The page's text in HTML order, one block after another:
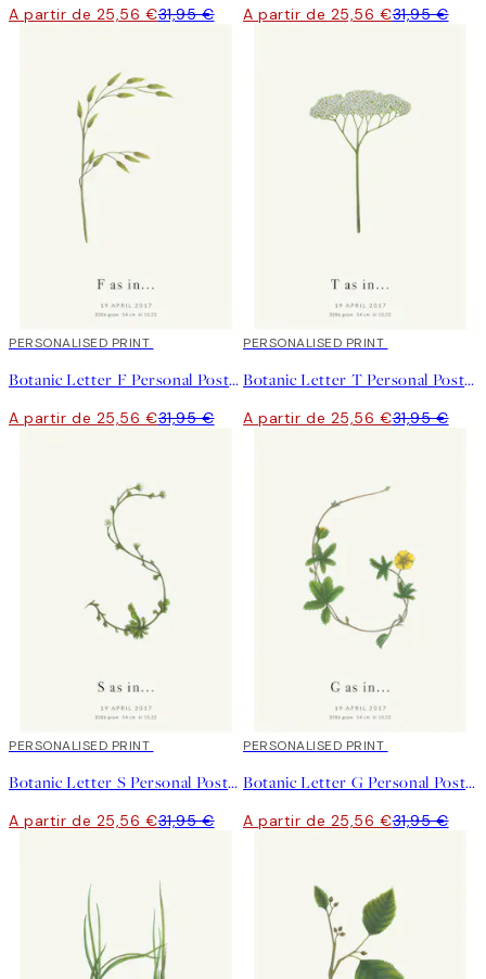
A partir de 25,56 €31,95 € A partir de 25,56 €31,95 €
20%*
PERSONALISED PRINT
Botanic Letter F Personal Poster
A partir de 25,56 €31,95 €
20%*
PERSONALISED PRINT
Botanic Letter T Personal Poster
A partir de 25,56 €31,95 €
20%*
PERSONALISED PRINT
Botanic Letter S Personal Poster
A partir de 25,56 €31,95 €
20%*
PERSONALISED PRINT
Botanic Letter G Personal Poster
A partir de 25,56 €31,95 €